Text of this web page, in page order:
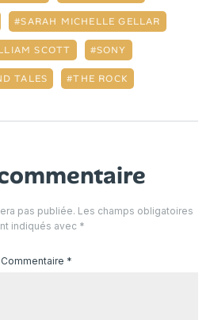
SARAH MICHELLE GELLAR
SCOTT SONY
TALES THE ROCK
pas publiée. Les champs obligatoires
indiqués avec *
Commentaire *